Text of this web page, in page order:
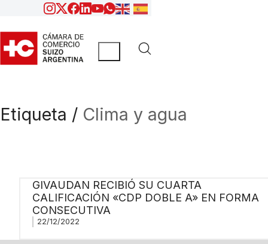
Etiqueta / Clima y agua
GIVAUDAN RECIBIÓ SU CUARTA
CALIFICACIÓN «CDP DOBLE A» EN FORMA
CONSECUTIVA
22/12/2022